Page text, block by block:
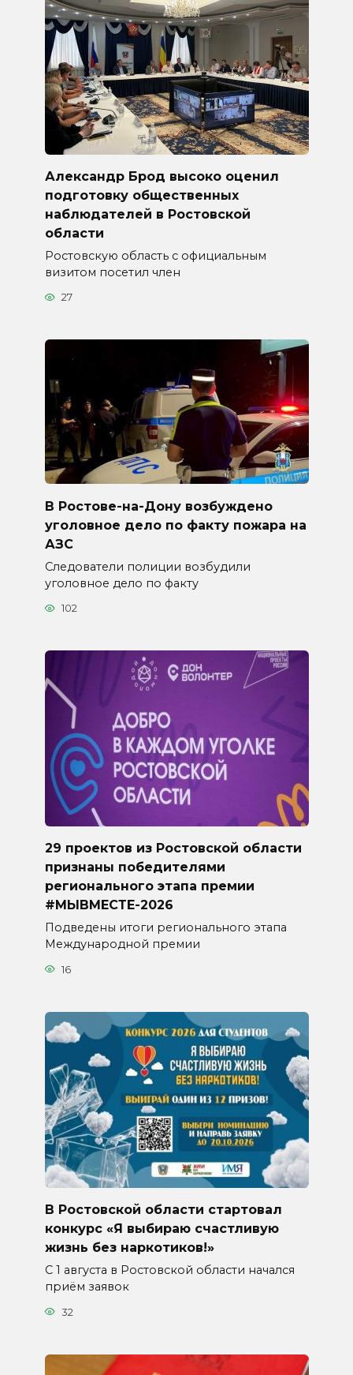
Александр Брод высоко оценил
подготовку общественных
наблюдателей в Ростовской
области
Ростовскую область с официальным
визитом посетил член
27
В Ростове-на-Дону возбуждено
уголовное дело по факту пожара на
АЗС
Следователи полиции возбудили
уголовное дело по факту
102
29 проектов из Ростовской области
признаны победителями
регионального этапа премии
#МЫВМЕСТЕ-2026
Подведены итоги регионального этапа
Международной премии
16
В Ростовской области стартовал
конкурс «Я выбираю счастливую
жизнь без наркотиков!»
С 1 августа в Ростовской области начался
приём заявок
32